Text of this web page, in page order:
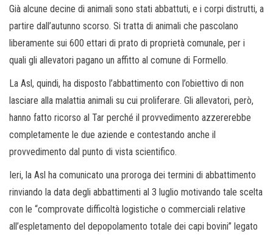
Già alcune decine di animali sono stati abbattuti, e i corpi distrutti, a
partire dall’autunno scorso. Si tratta di animali che pascolano
liberamente sui 600 ettari di prato di proprietà comunale, per i
quali gli allevatori pagano un affitto al comune di Formello.
La Asl, quindi, ha disposto l’abbattimento con l’obiettivo di non
lasciare alla malattia animali su cui proliferare. Gli allevatori, però,
hanno fatto ricorso al Tar perché il provvedimento azzererebbe
completamente le due aziende e contestando anche il
provvedimento dal punto di vista scientifico.
Ieri, la Asl ha comunicato una proroga dei termini di abbattimento
rinviando la data degli abbattimenti al 3 luglio motivando tale scelta
con le “comprovate difficoltà logistiche o commerciali relative
all’espletamento del depopolamento totale dei capi bovini” legato